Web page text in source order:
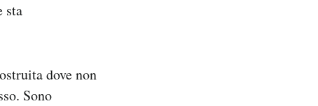
sta
dove non
Sono